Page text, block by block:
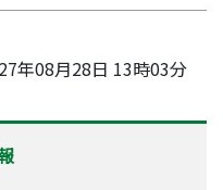
年08月28日 13時03分